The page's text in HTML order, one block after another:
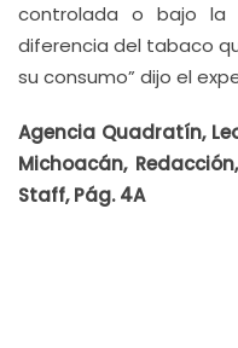
controlada o bajo la
diferencia del tabaco
su consumo” dijo el
Agencia Quadratín,
Michoacán,
Staff, Pág. 4A